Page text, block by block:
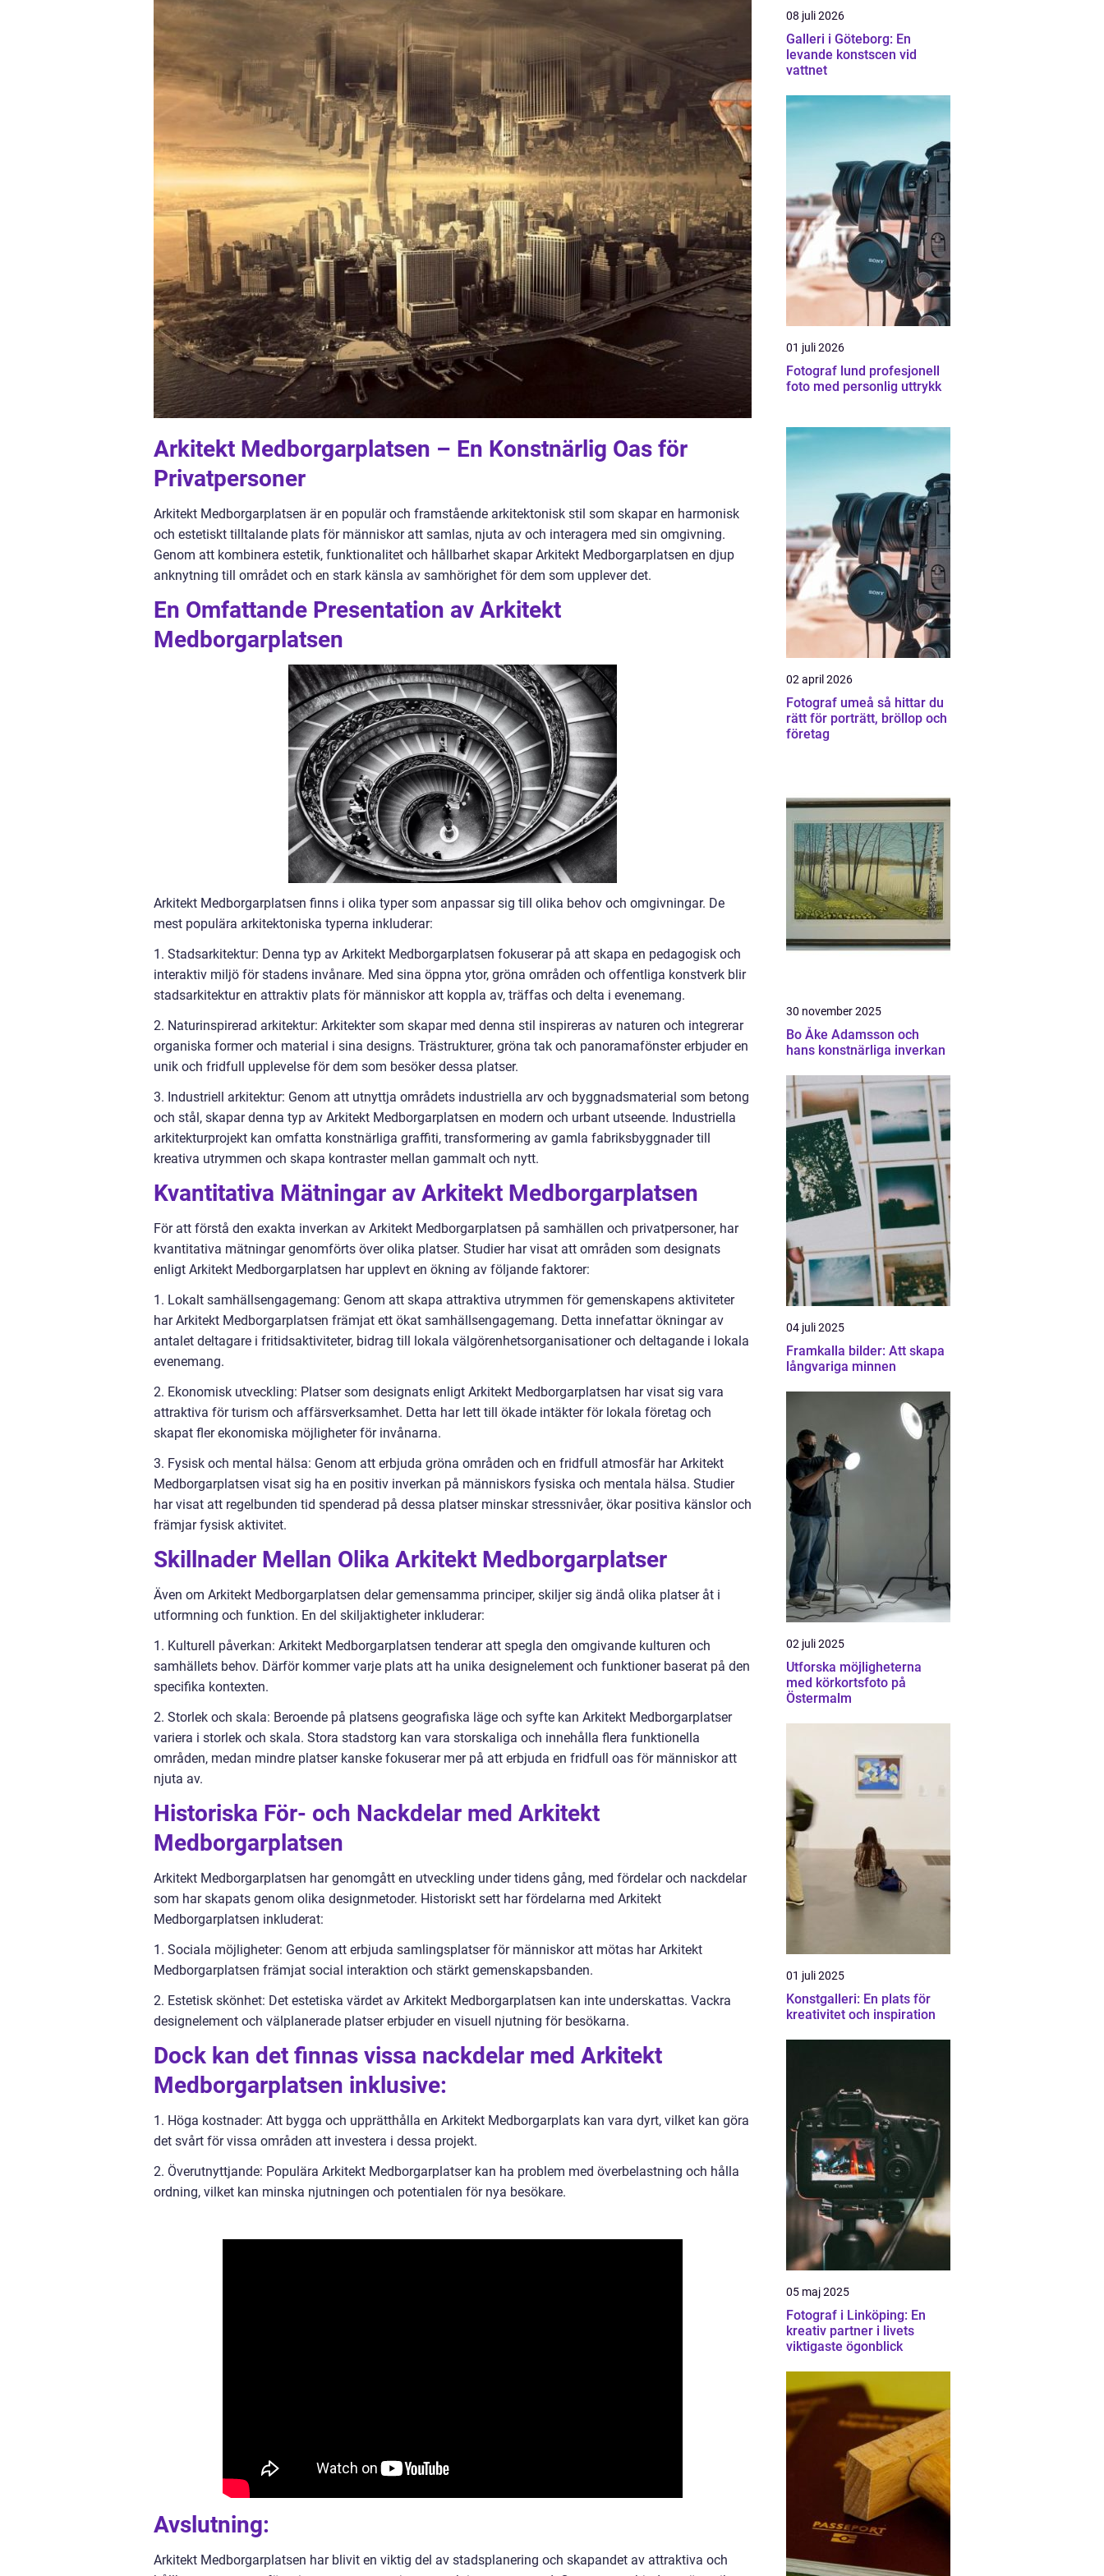
Arkitekt Medborgarplatsen – En Konstnärlig Oas för
Privatpersoner
Arkitekt Medborgarplatsen är en populär och framstående arkitektonisk stil som skapar en harmonisk
och estetiskt tilltalande plats för människor att samlas, njuta av och interagera med sin omgivning.
Genom att kombinera estetik, funktionalitet och hållbarhet skapar Arkitekt Medborgarplatsen en djup
anknytning till området och en stark känsla av samhörighet för dem som upplever det.
En Omfattande Presentation av Arkitekt
Medborgarplatsen
Arkitekt Medborgarplatsen finns i olika typer som anpassar sig till olika behov och omgivningar. De
mest populära arkitektoniska typerna inkluderar:
1. Stadsarkitektur: Denna typ av Arkitekt Medborgarplatsen fokuserar på att skapa en pedagogisk och
interaktiv miljö för stadens invånare. Med sina öppna ytor, gröna områden och offentliga konstverk blir
stadsarkitektur en attraktiv plats för människor att koppla av, träffas och delta i evenemang.
2. Naturinspirerad arkitektur: Arkitekter som skapar med denna stil inspireras av naturen och integrerar
organiska former och material i sina designs. Trästrukturer, gröna tak och panoramafönster erbjuder en
unik och fridfull upplevelse för dem som besöker dessa platser.
3. Industriell arkitektur: Genom att utnyttja områdets industriella arv och byggnadsmaterial som betong
och stål, skapar denna typ av Arkitekt Medborgarplatsen en modern och urbant utseende. Industriella
arkitekturprojekt kan omfatta konstnärliga graffiti, transformering av gamla fabriksbyggnader till
kreativa utrymmen och skapa kontraster mellan gammalt och nytt.
Kvantitativa Mätningar av Arkitekt Medborgarplatsen
För att förstå den exakta inverkan av Arkitekt Medborgarplatsen på samhällen och privatpersoner, har
kvantitativa mätningar genomförts över olika platser. Studier har visat att områden som designats
enligt Arkitekt Medborgarplatsen har upplevt en ökning av följande faktorer:
1. Lokalt samhällsengagemang: Genom att skapa attraktiva utrymmen för gemenskapens aktiviteter
har Arkitekt Medborgarplatsen främjat ett ökat samhällsengagemang. Detta innefattar ökningar av
antalet deltagare i fritidsaktiviteter, bidrag till lokala välgörenhetsorganisationer och deltagande i lokala
evenemang.
2. Ekonomisk utveckling: Platser som designats enligt Arkitekt Medborgarplatsen har visat sig vara
attraktiva för turism och affärsverksamhet. Detta har lett till ökade intäkter för lokala företag och
skapat fler ekonomiska möjligheter för invånarna.
3. Fysisk och mental hälsa: Genom att erbjuda gröna områden och en fridfull atmosfär har Arkitekt
Medborgarplatsen visat sig ha en positiv inverkan på människors fysiska och mentala hälsa. Studier
har visat att regelbunden tid spenderad på dessa platser minskar stressnivåer, ökar positiva känslor och
främjar fysisk aktivitet.
Skillnader Mellan Olika Arkitekt Medborgarplatser
Även om Arkitekt Medborgarplatsen delar gemensamma principer, skiljer sig ändå olika platser åt i
utformning och funktion. En del skiljaktigheter inkluderar:
1. Kulturell påverkan: Arkitekt Medborgarplatsen tenderar att spegla den omgivande kulturen och
samhällets behov. Därför kommer varje plats att ha unika designelement och funktioner baserat på den
specifika kontexten.
2. Storlek och skala: Beroende på platsens geografiska läge och syfte kan Arkitekt Medborgarplatser
variera i storlek och skala. Stora stadstorg kan vara storskaliga och innehålla flera funktionella
områden, medan mindre platser kanske fokuserar mer på att erbjuda en fridfull oas för människor att
njuta av.
Historiska För- och Nackdelar med Arkitekt
Medborgarplatsen
Arkitekt Medborgarplatsen har genomgått en utveckling under tidens gång, med fördelar och nackdelar
som har skapats genom olika designmetoder. Historiskt sett har fördelarna med Arkitekt
Medborgarplatsen inkluderat:
1. Sociala möjligheter: Genom att erbjuda samlingsplatser för människor att mötas har Arkitekt
Medborgarplatsen främjat social interaktion och stärkt gemenskapsbanden.
2. Estetisk skönhet: Det estetiska värdet av Arkitekt Medborgarplatsen kan inte underskattas. Vackra
designelement och välplanerade platser erbjuder en visuell njutning för besökarna.
Dock kan det finnas vissa nackdelar med Arkitekt
Medborgarplatsen inklusive:
1. Höga kostnader: Att bygga och upprätthålla en Arkitekt Medborgarplats kan vara dyrt, vilket kan göra
det svårt för vissa områden att investera i dessa projekt.
2. Överutnyttjande: Populära Arkitekt Medborgarplatser kan ha problem med överbelastning och hålla
ordning, vilket kan minska njutningen och potentialen för nya besökare.
Avslutning:
Arkitekt Medborgarplatsen har blivit en viktig del av stadsplanering och skapandet av attraktiva och
08 juli 2026
Galleri i Göteborg: En
levande konstscen vid
vattnet
01 juli 2026
Fotograf lund profesjonell
foto med personlig uttrykk
02 april 2026
Fotograf umeå så hittar du
rätt för porträtt, bröllop och
företag
30 november 2025
Bo Åke Adamsson och
hans konstnärliga inverkan
04 juli 2025
Framkalla bilder: Att skapa
långvariga minnen
02 juli 2025
Utforska möjligheterna
med körkortsfoto på
Östermalm
01 juli 2025
Konstgalleri: En plats för
kreativitet och inspiration
05 maj 2025
Fotograf i Linköping: En
kreativ partner i livets
viktigaste ögonblick